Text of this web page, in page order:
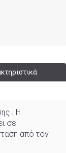
. Η
σε
από τον